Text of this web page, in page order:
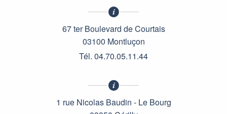
67 ter Boulevard de Courtais
03100 Montluçon
Tél. 04.70.05.11.44
1 rue Nicolas Baudin - Le Bourg